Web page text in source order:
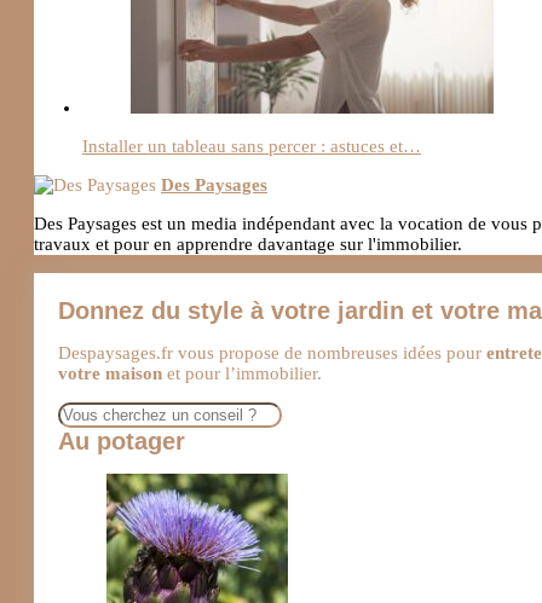
Installer un tableau sans percer : astuces et…
Des Paysages
Des Paysages est un media indépendant avec la vocation de
travaux et pour en apprendre davantage sur l'immobilier.
Donnez du style à votre jardin et votre
Despaysages.fr vous propose de nombreuses idées pour
votre maison et pour l’immobilier.
Rechercher
Au potager